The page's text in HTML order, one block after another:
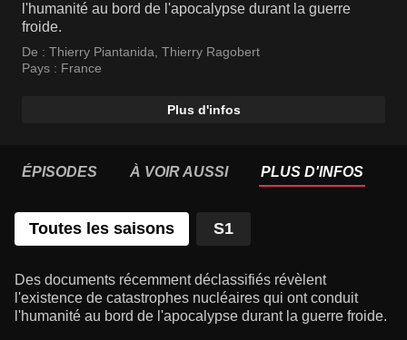
l'humanité au bord de l'apocalypse durant la guerre
froide.
De : Thierry Piantanida, Thierry Ragobert
Pays : France
Plus d'infos
ÉPISODES À VOIR AUSSI PLUS D'INFOS
Toutes les saisons S1
Des documents récemment déclassifiés révèlent
l'existence de catastrophes nucléaires qui ont conduit
l'humanité au bord de l'apocalypse durant la guerre froide.